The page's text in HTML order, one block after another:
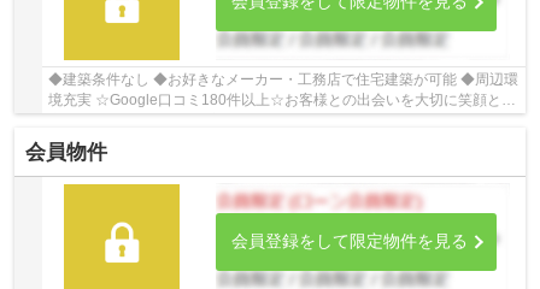
◆建築条件なし ◆お好きなメーカー・工務店で住宅建築が可能 ◆周辺環
境充実 ☆Google口コミ180件以上☆お客様との出会いを大切に笑顔と安
会員物件
会員登録をして限定物件を見る